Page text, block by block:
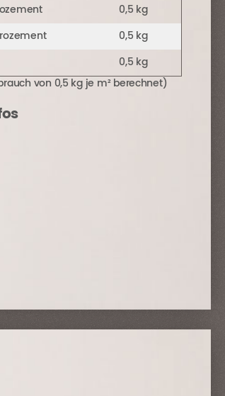
0,5 kg
0,5 kg
0,5 kg
von 0,5 kg je m² berechnet)